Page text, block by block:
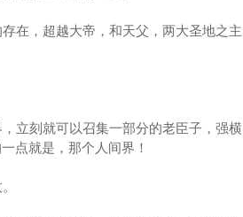
在，超越大帝，和天父，两大圣地之主
立刻就可以召集一部分的老臣子，强横
点就是，那个人间界！